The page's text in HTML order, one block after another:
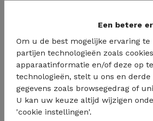
Een betere
Om u de best mogelijke ervaring
partijen technologieën zoals
apparaatinformatie en/of deze op
technologieën, stelt u ons en
gegevens zoals browsegedrag of
U kan uw keuze altijd wijzigen
'cookie instellingen'.
Bij akte
Documenten